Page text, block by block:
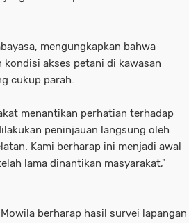
mengungkapkan bahwa
akses petani di kawasan
cukup parah.
menantikan perhatian terhadap
peninjauan langsung oleh
Kami berharap ini menjadi awal
lama dinantikan masyarakat,"
berharap hasil survei lapangan